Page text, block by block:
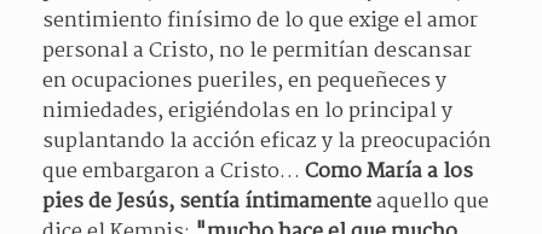
sentimiento finísimo de lo que exige el amor
personal a Cristo, no le permitían descansar
en ocupaciones pueriles, en pequeñeces y
nimiedades, erigiéndolas en lo principal y
suplantando la acción eficaz y la preocupación
que embargaron a Cristo… Como María a los
pies de Jesús, sentía íntimamenteaquello que